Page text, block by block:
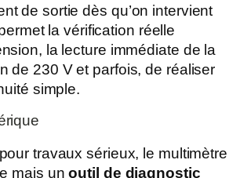
de sortie dès qu’on intervient
la vérification réelle
la lecture immédiate de la
de 230 V et parfois, de réaliser
simple.
travaux sérieux, le multimètre
mais unoutil de diagnostic